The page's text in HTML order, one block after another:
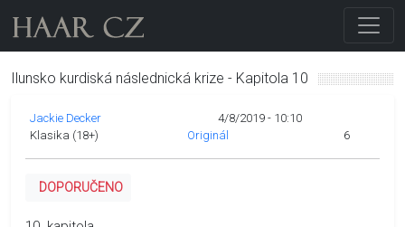
Ilunsko kurdiská následnická krize - Kapitola 10
Jackie Decker
4/8/2019 - 10:10
Klasika (18+)
Originál 6
DOPORUČENO